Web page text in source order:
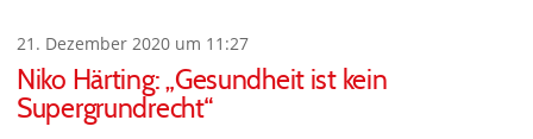
21. Dezember 2020 um 11:27
Niko Härting: „Gesundheit ist kein
Supergrundrecht“